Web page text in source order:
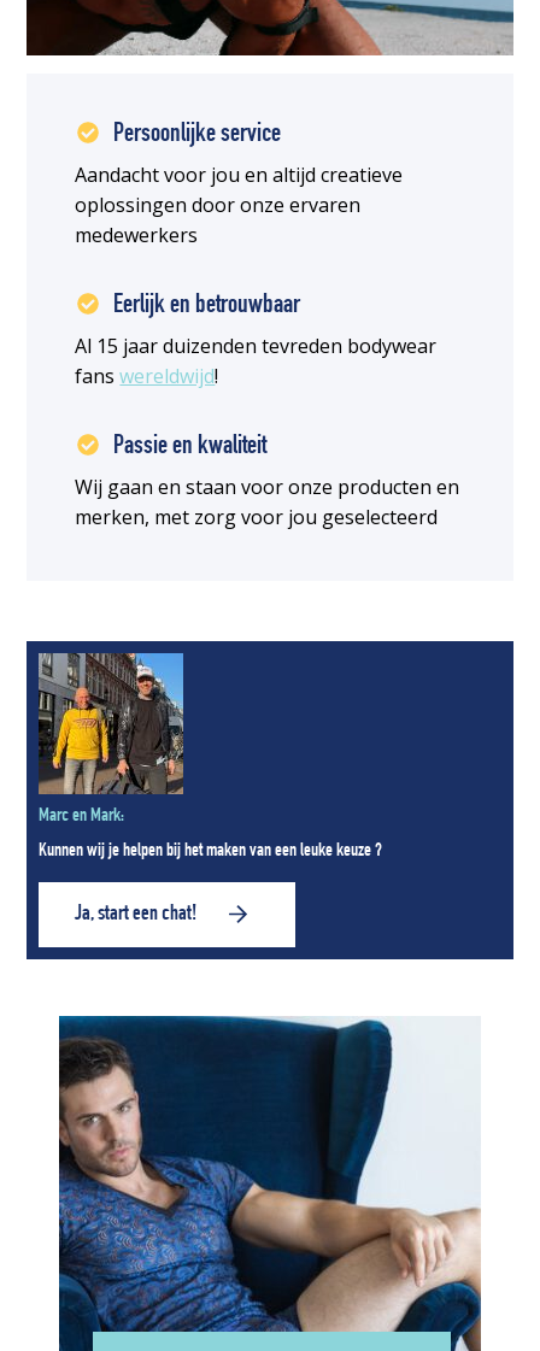
Persoonlijke service
Aandacht voor jou en altijd creatieve
oplossingen door onze ervaren
medewerkers
Eerlijk en betrouwbaar
Al 15 jaar duizenden tevreden bodywear
fanswereldwijd!
Passie en kwaliteit
Wij gaan en staan voor onze producten en
merken, met zorg voor jou geselecteerd
Marc en Mark:
Kunnen wij je helpen bij het maken van een leuke keuze ?
Ja, start een chat!